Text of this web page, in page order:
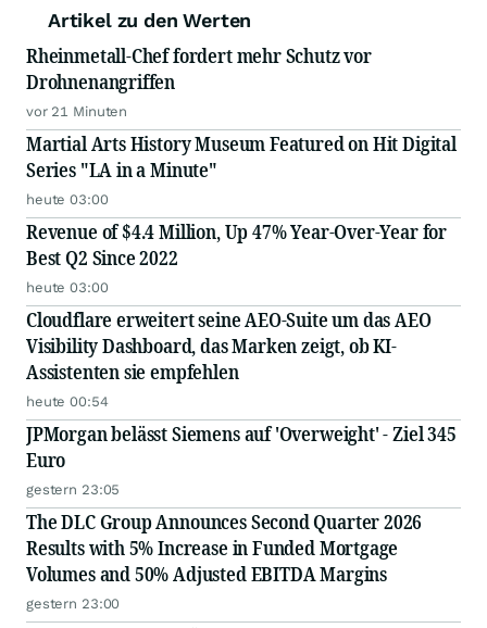
Artikel zu den Werten
Rheinmetall-Chef fordert mehr Schutz vor
Drohnenangriffen
vor 21 Minuten
Martial Arts History Museum Featured on Hit Digital
Series "LA in a Minute"
heute 03:00
Revenue of $4.4 Million, Up 47% Year-Over-Year for
Best Q2 Since 2022
heute 03:00
Cloudflare erweitert seine AEO-Suite um das AEO
Visibility Dashboard, das Marken zeigt, ob KI-
Assistenten sie empfehlen
heute 00:54
JPMorgan belässt Siemens auf 'Overweight' - Ziel 345
Euro
gestern 23:05
The DLC Group Announces Second Quarter 2026
Results with 5% Increase in Funded Mortgage
Volumes and 50% Adjusted EBITDA Margins
gestern 23:00